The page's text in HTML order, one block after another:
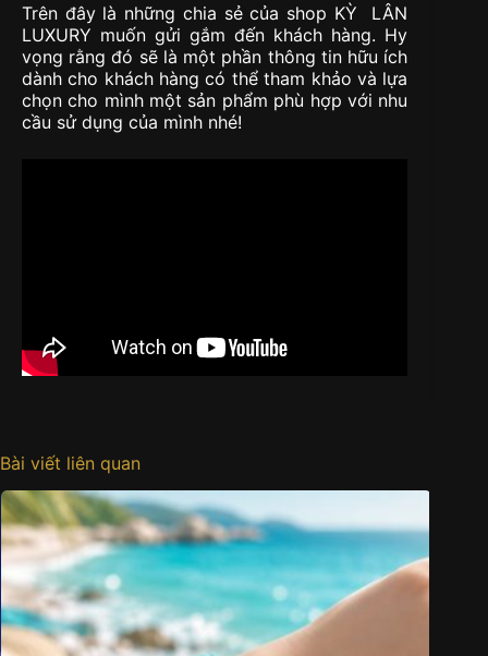
Trên đây là những chia sẻ của shop KỲ LÂN
LUXURY muốn gửi gắm đến khách hàng. Hy
vọng rằng đó sẽ là một phần thông tin hữu ích
dành cho khách hàng có thể tham khảo và lựa
chọn cho mình một sản phẩm phù hợp với nhu
cầu sử dụng của mình nhé!
Bài viết liên quan